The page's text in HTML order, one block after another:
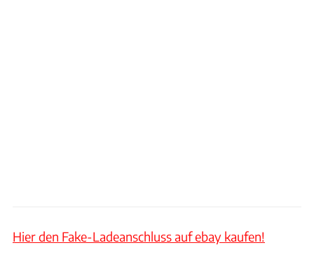
Hier den Fake-Ladeanschluss auf ebay kaufen!